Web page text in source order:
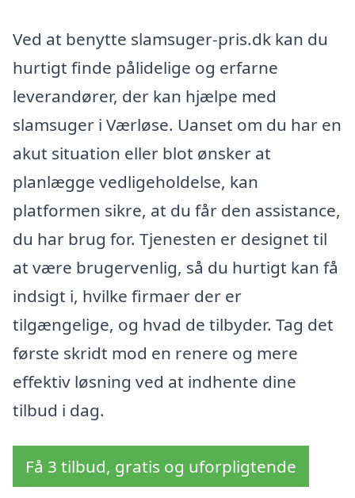
Ved at benytte slamsuger-pris.dk kan du
hurtigt finde pålidelige og erfarne
leverandører, der kan hjælpe med
slamsuger i Værløse. Uanset om du har en
akut situation eller blot ønsker at
planlægge vedligeholdelse, kan
platformen sikre, at du får den assistance,
du har brug for. Tjenesten er designet til
at være brugervenlig, så du hurtigt kan få
indsigt i, hvilke firmaer der er
tilgængelige, og hvad de tilbyder. Tag det
første skridt mod en renere og mere
effektiv løsning ved at indhente dine
tilbud i dag.
Få 3 tilbud, gratis og uforpligtende